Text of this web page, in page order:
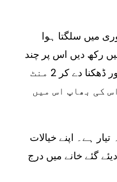
میں سلگتا ہوا
رکھ دیں اس پر چند
قطرے تیل کے ڈالیں اور ڈھکنا دے کر 2 منٹ
کی بھاپ اس میں
ہے۔ اپنے خیالات
گئے خانے میں درج